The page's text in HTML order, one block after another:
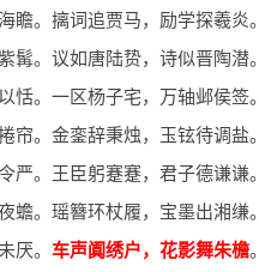
瞻。摛词追贾马，励学探羲炎。
髯。议如唐陆贽，诗似晋陶潜。
恬。一区杨子宅，万轴邺侯签。
帘。金銮辞秉烛，玉铉待调盐。
严。王臣躬蹇蹇，君子德谦谦。
蟾。瑶簪环杖履，宝墨出湘缣。
厌。 车声阗绣户，花影舞朱檐。